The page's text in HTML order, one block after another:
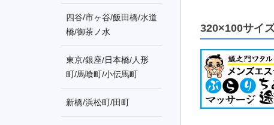
320×100サイ
四谷/市ヶ谷/飯田橋/水道
橋/御茶ノ水
東京/銀座/日本橋/人形
町/馬喰町/小伝馬町
新橋/浜松町/田町